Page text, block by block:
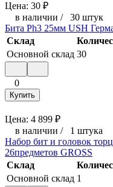
Цена: 30 ₽
в наличии / 30 штук
Бита Ph3 25мм USH
Склад
Основной склад 30
0
Купить
Цена: 4 899 ₽
в наличии / 1 штука
Набор бит и головок
26предметов GROSS
Склад
Основной склад 1